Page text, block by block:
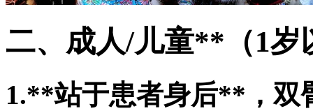
二、成人/儿童**（1岁
1.**站于患者身后**，双